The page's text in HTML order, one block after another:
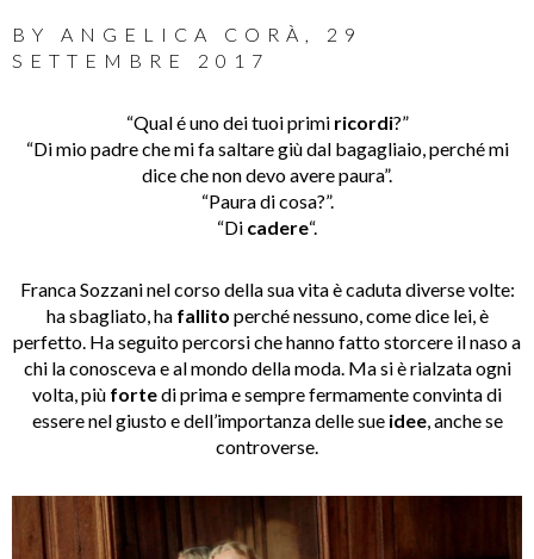
BY ANGELICA CORÀ , 29
SETTEMBRE 2017
“Qual é uno dei tuoi primi ricordi?”
“Di mio padre che mi fa saltare giù dal bagagliaio, perché mi
dice che non devo avere paura”.
“Paura di cosa?”.
“Di cadere“.
Franca Sozzani nel corso della sua vita è caduta diverse volte:
ha sbagliato, ha fallito perché nessuno, come dice lei, è
perfetto. Ha seguito percorsi che hanno fatto storcere il naso a
chi la conosceva e al mondo della moda. Ma si è rialzata ogni
volta, più fortedi prima e sempre fermamente convinta di
essere nel giusto e dell’importanza delle sue idee, anche se
controverse.